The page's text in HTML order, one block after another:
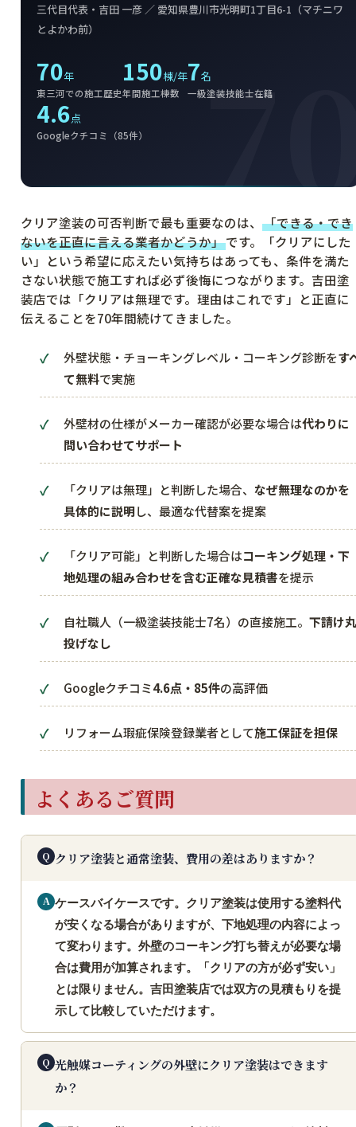
三代目代表・吉田 一彦 ／ 愛知県豊川市光明町1丁目6-1（マチニワ
とよかわ前）
70年
東三河での施工歴史
150棟/年
年間施工棟数
7名
一級塗装技能士在籍
4.6点
Googleクチコミ（85件）
クリア塗装の可否判断で最も重要なのは、 「できる・でき
ないを正直に言える業者かどうか」です。「クリアにした
い」という希望に応えたい気持ちはあっても、条件を満た
さない状態で施工すれば必ず後悔につながります。吉田塗
装店では「クリアは無理です。理由はこれです」と正直に
伝えることを70年間続けてきました。
外壁状態・チョーキングレベル・コーキング診断をす
て無料で実施
外壁材の仕様がメーカー確認が必要な場合は代わりに
問い合わせてサポート
「クリアは無理」と判断した場合、 なぜ無理なのかを
具体的に説明し、最適な代替案を提案
「クリア可能」と判断した場合はコーキング処理・下
地処理の組み合わせを含む正確な見積書を提示
自社職人（一級塗装技能士7名）の直接施工。 下請け丸
投げなし
Googleクチコミ4.6点・85件の高評価
リフォーム瑕疵保険登録業者として施工保証を担保
よくあるご質問
クリア塗装と通常塗装、費用の差はありますか？
ケースバイケースです。クリア塗装は使用する塗料代
が安くなる場合がありますが、下地処理の内容によっ
て変わります。外壁のコーキング打ち替えが必要な場
合は費用が加算されます。「クリアの方が必ず安い」
とは限りません。吉田塗装店では双方の見積もりを提
示して比較していただけます。
光触媒コーティングの外壁にクリア塗装はできます
か？